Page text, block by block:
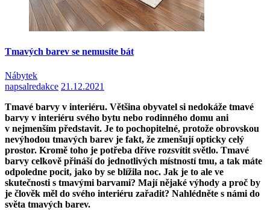
Tmavých barev se nemusíte bát
Nábytek
napsalredakce 21.12.2021
Tmavé barvy v interiéru. Většina obyvatel si nedokáže tmavé
barvy v interiéru svého bytu nebo rodinného domu ani
v nejmenším představit. Je to pochopitelné, protože obrovskou
nevýhodou tmavých barev je fakt, že zmenšují opticky celý
prostor. Kromě toho je potřeba dříve rozsvítit světlo. Tmavé
barvy celkově přináší do jednotlivých místností tmu, a tak máte
odpoledne pocit, jako by se blížila noc. Jak je to ale ve
skutečnosti s tmavými barvami? Mají nějaké výhody a proč by
je člověk měl do svého interiéru zařadit? Nahlédněte s námi do
světa tmavých barev.